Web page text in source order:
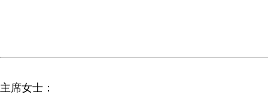
主席女士：